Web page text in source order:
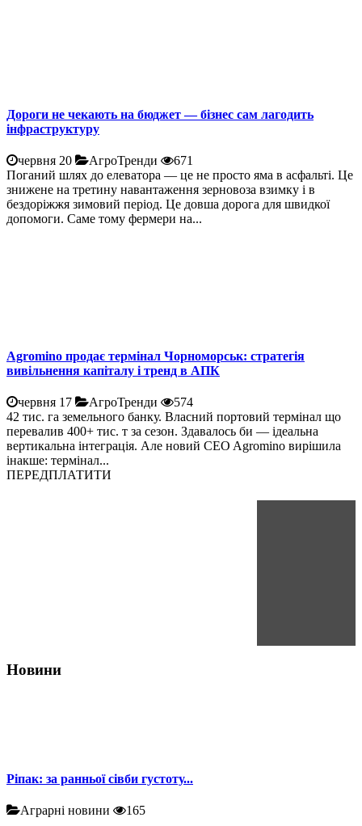
Дороги не чекають на бюджет — бізнес сам лагодить
інфраструктуру
червня 20 АгроТренди
671
Поганий шлях до елеватора — це не просто яма в асфальті. Це
знижене на третину навантаження зерновоза взимку і в
бездоріжжя зимовий період. Це довша дорога для швидкої
допомоги. Саме тому фермери на...
Agromino продає термінал Чорноморськ: стратегія
вивільнення капіталу і тренд в АПК
червня 17 АгроТренди
574
42 тис. га земельного банку. Власний портовий термінал що
перевалив 400+ тис. т за сезон. Здавалось би — ідеальна
вертикальна інтеграція. Але новий CEO Agromino вирішила
інакше: термінал...
ПЕРЕДПЛАТИТИ
Новини
Ріпак: за ранньої сівби густоту...
Аграрні новини 165